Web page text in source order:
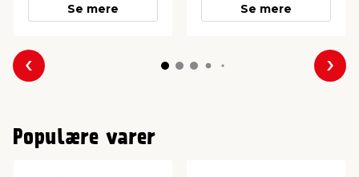
Se mere Se mere
Forrige
Populære varer